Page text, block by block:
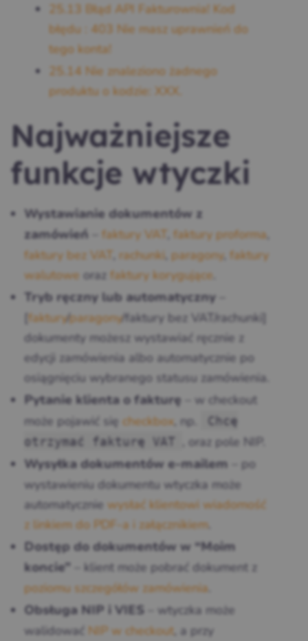
25.13 Błąd API Fakturownia! Kod
błędu : 403 Nie masz uprawnień do
tego konta!
25.14 Nie znaleziono żadnego
produktu o kodzie: XXX.
Najważniejsze
funkcje wtyczki
Wystawianie dokumentów z
zamówień
faktury VAT faktury proforma
faktury bez VAT
rachunki paragony faktury
walutowe oraz faktury korygujące
Tryb ręczny lub automatyczny
faktury/paragony/faktury bez VAT/rachunki]
dokumenty możesz wystawiać ręcznie z
edycji zamówienia albo automatycznie po
osiągnięciu wybranego statusu zamówienia.
Pytanie klienta o fakturę
– w checkout
może pojawić się checkbox , np.
Chcę
otrzymać fakturę VAT
, oraz pole NIP.
Wysyłka dokumentów e-mailem
– po
wystawieniu dokumentu wtyczka może
automatycznie wysłać klientowi wiadomość
z linkiem do PDF-a i załącznikiem
Dostęp do dokumentów w “Moim
koncie”
– klient może pobrać dokument z
poziomu szczegółów zamówienia
Obsługa NIP i VIES
– wtyczka może
walidować NIP w checkout , a przy